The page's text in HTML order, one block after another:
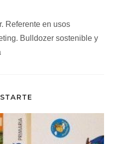
Referente en usos
Bulldozer sostenible y